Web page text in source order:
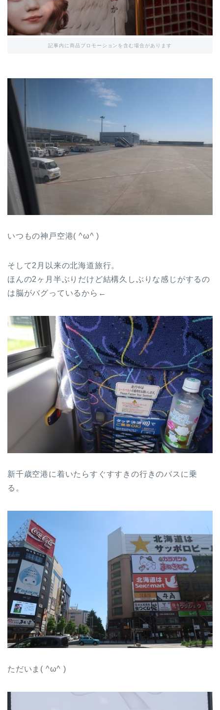
記事内に商品プロモーションを含む場合があります
いつもの神戸空港( ^ω^ )
そして2月以来の北海道旅行。
ほんの2ヶ月半ぶりだけど結構久しぶりな感じがするの
は脳がバグっているから←
新千歳空港に着いたらすぐすすきの行きのバスに乗
る。
ただいま( ^ω^ )